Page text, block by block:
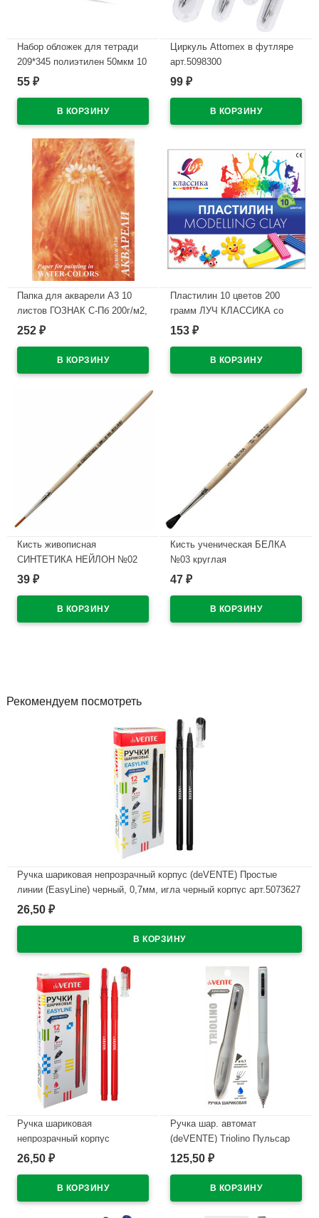
Набор обложек для тетради
209*345 полиэтилен 50мкм 10
штук в наборе арт Т50-10
55 ₽
Циркуль Attomex в футляре
арт.5098300
В наличии
99 ₽
Папка для акварели А3 10
листов ГОЗНАК С-Пб 200г/м2,
ФЛОРА арт.ПА3/10
252 ₽
Пластилин 10 цветов 200
грамм ЛУЧ КЛАССИКА со
стеком картонная коробка арт
153 ₽
Кисть живописная
СИНТЕТИКА НЕЙЛОН №02
круглая
39 ₽
Кисть ученическая БЕЛКА
№03 круглая
В наличии
47 ₽
Рекомендуем посмотреть
Ручка шариковая непрозрачный корпус (deVENTE) Простые
линии (EasyLine) черный, 0,7мм, игла черный корпус арт.5073627
В наличии
26,50 ₽
Ручка шариковая
непрозрачный корпус
(deVENTE) Простые линии
игла красный корпус
арт.5073628
26,50 ₽
Ручка шар. автомат
(deVENTE) Triolino Пульсар
(Pulsar) н/
арт.5070611 (Ст12)
125,50 ₽